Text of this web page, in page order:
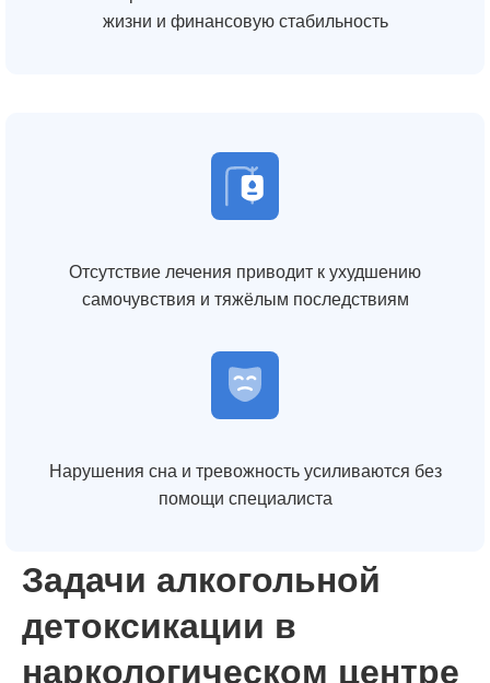
жизни и финансовую стабильность
Отсутствие лечения приводит к ухудшению
самочувствия и тяжёлым последствиям
Нарушения сна и тревожность усиливаются без
помощи специалиста
Задачи алкогольной
детоксикации в
наркологическом центре